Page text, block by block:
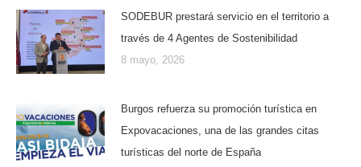
SODEBUR prestará servicio en el territorio a
través de 4 Agentes de Sostenibilidad
8 mayo, 2026
Burgos refuerza su promoción turística en
Expovacaciones, una de las grandes citas
turísticas del norte de España